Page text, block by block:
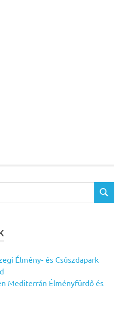
SEARCH
Élmény- és Csúszdapark
Mediterrán Élményfürdő és